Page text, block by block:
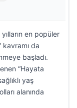
en popüler
kavramı da
başladı.
“Hayata
yaş
alanında